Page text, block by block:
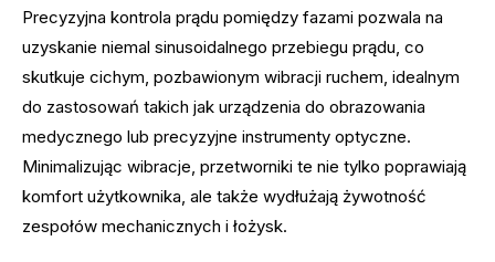
Precyzyjna kontrola prądu pomiędzy fazami pozwala na
uzyskanie niemal sinusoidalnego przebiegu prądu, co
skutkuje cichym, pozbawionym wibracji ruchem, idealnym
do zastosowań takich jak urządzenia do obrazowania
medycznego lub precyzyjne instrumenty optyczne.
Minimalizując wibracje, przetworniki te nie tylko poprawiają
komfort użytkownika, ale także wydłużają żywotność
zespołów mechanicznych i łożysk.